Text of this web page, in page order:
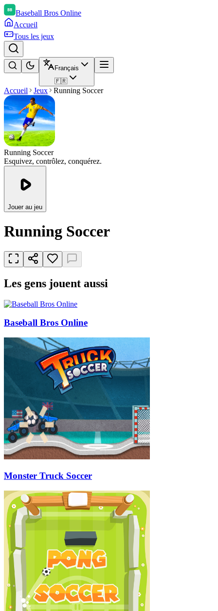
Baseball Bros Online
Accueil
Tous les jeux
Français
🇫🇷
Accueil Jeux Running Soccer
Running Soccer
Esquivez, contrôlez, conquérez.
Jouer au jeu
Running Soccer
Les gens jouent aussi
Baseball Bros Online
Monster Truck Soccer